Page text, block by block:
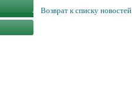
Возврат к списку новостей